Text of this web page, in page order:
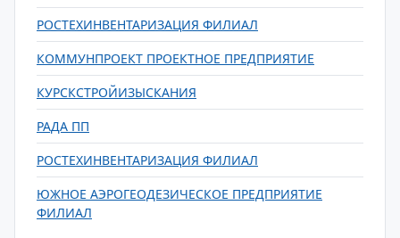
РОСТЕХИНВЕНТАРИЗАЦИЯ ФИЛИАЛ
КОММУНПРОЕКТ ПРОЕКТНОЕ ПРЕДПРИЯТИЕ
КУРСКСТРОЙИЗЫСКАНИЯ
РАДА ПП
РОСТЕХИНВЕНТАРИЗАЦИЯ ФИЛИАЛ
ЮЖНОЕ АЭРОГЕОДЕЗИЧЕСКОЕ ПРЕДПРИЯТИЕ
ФИЛИАЛ